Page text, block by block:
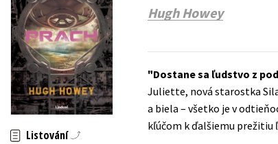
🎁DÁRKOVÉ PUBLIKACE
✉️ DÁRKOVÉ POUKAZY
Auto - moto
Beletrie pro děti
Esoterika a duchovní
Hobby
Jazyky
Kalendáře
Hugh Howey
Listování
Dostane sa ľudstvo z
Juliette, nová starostka
a biela – všetko je v
kľúčom k ďalšiemu prežitiu